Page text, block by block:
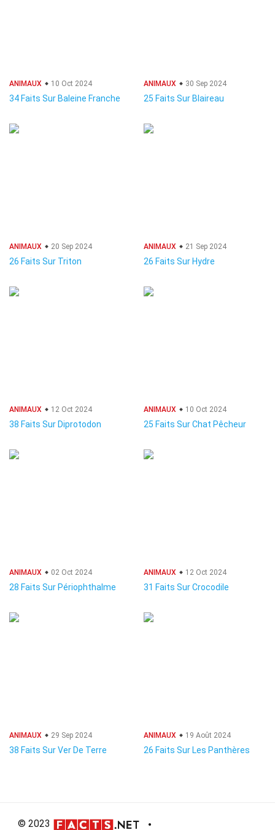
ANIMAUX 10 Oct 2024
34 Faits Sur Baleine Franche
ANIMAUX 30 Sep 2024
25 Faits Sur Blaireau
ANIMAUX 20 Sep 2024
26 Faits Sur Triton
ANIMAUX 21 Sep 2024
26 Faits Sur Hydre
ANIMAUX 12 Oct 2024
38 Faits Sur Diprotodon
ANIMAUX 10 Oct 2024
25 Faits Sur Chat Pêcheur
ANIMAUX 02 Oct 2024
28 Faits Sur Périophthalme
ANIMAUX 12 Oct 2024
31 Faits Sur Crocodile
ANIMAUX 29 Sep 2024
38 Faits Sur Ver De Terre
ANIMAUX 19 Août 2024
26 Faits Sur Les Panthères
© 2023